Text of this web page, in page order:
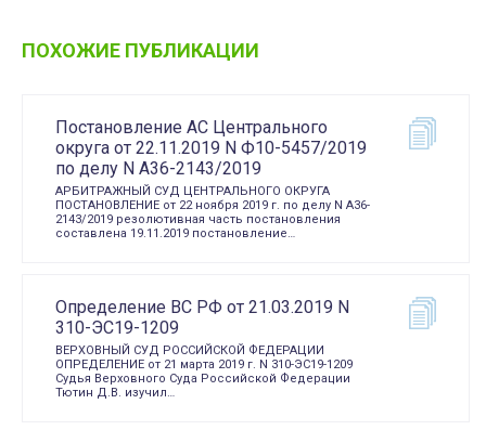
ПОХОЖИЕ ПУБЛИКАЦИИ
Постановление АС Центрального
округа от 22.11.2019 N Ф10-5457/2019
по делу N А36-2143/2019
АРБИТРАЖНЫЙ СУД ЦЕНТРАЛЬНОГО ОКРУГА
ПОСТАНОВЛЕНИЕ от 22 ноября 2019 г. по делу N А36-
2143/2019 резолютивная часть постановления
составлена 19.11.2019 постановление…
Определение ВС РФ от 21.03.2019 N
310-ЭС19-1209
ВЕРХОВНЫЙ СУД РОССИЙСКОЙ ФЕДЕРАЦИИ
ОПРЕДЕЛЕНИЕ от 21 марта 2019 г. N 310-ЭС19-1209
Судья Верховного Суда Российской Федерации
Тютин Д.В. изучил…